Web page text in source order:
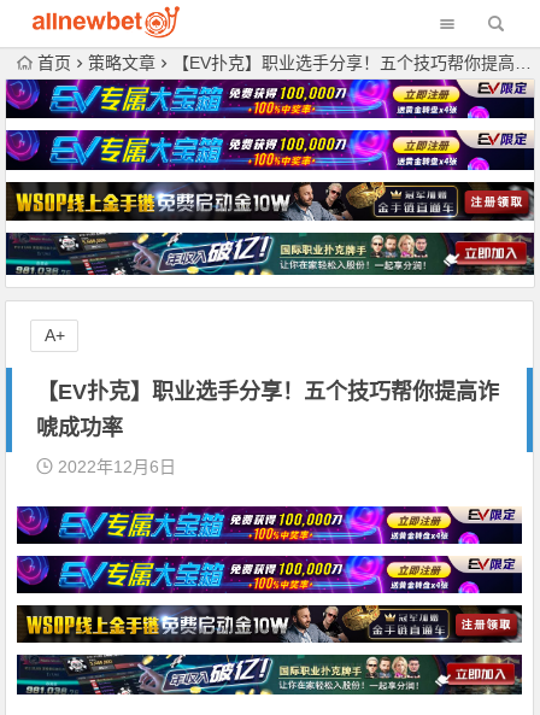
首页 策略文章 【EV扑克】职业选手分享！五个技巧帮你提高诈唬成功率
【EV扑克】职业选手分享！五个技巧帮你提高诈
唬成功率
2022年12月6日
A+